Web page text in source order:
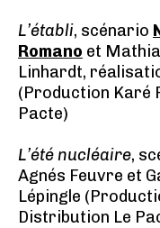
L’établi, scénario
Romano et
Linhardt,
(Production Karé
Pacte)
L’été nucléaire,
Agnés Feuvre et
Lépingle
Distribution Le